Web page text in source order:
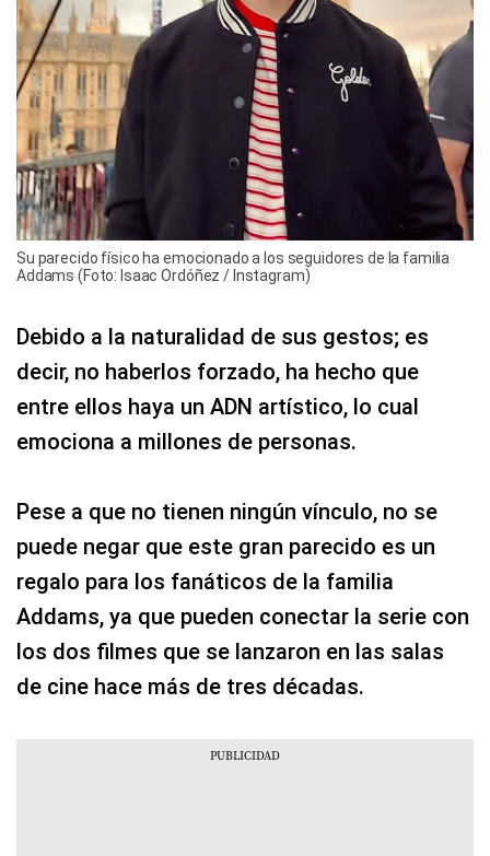
Su parecido físico ha emocionado a los seguidores de la familia
Addams (Foto: Isaac Ordóñez / Instagram)
Debido a la naturalidad de sus gestos; es
decir, no haberlos forzado, ha hecho que
entre ellos haya un ADN artístico, lo cual
emociona a millones de personas.
Pese a que no tienen ningún vínculo, no se
puede negar que este gran parecido es un
regalo para los fanáticos de la familia
Addams, ya que pueden conectar la serie con
los dos filmes que se lanzaron en las salas
de cine hace más de tres décadas.